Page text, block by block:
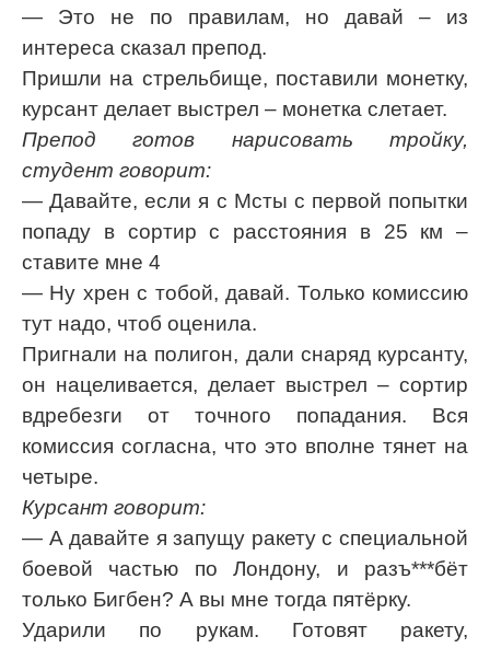
— Это не по правилам, но давай – из
интереса сказал препод.
Пришли на стрельбище, поставили монетку,
курсант делает выстрел – монетка слетает.
Препод готов нарисовать тройку,
студент говорит:
— Давайте, если я с Мсты с первой попытки
попаду в сортир с расстояния в 25 км –
ставите мне 4
— Ну хрен с тобой, давай. Только комиссию
тут надо, чтоб оценила.
Пригнали на полигон, дали снаряд курсанту,
он нацеливается, делает выстрел – сортир
вдребезги от точного попадания. Вся
комиссия согласна, что это вполне тянет на
четыре.
Курсант говорит:
— А давайте я запущу ракету с специальной
боевой частью по Лондону, и разъ***бёт
только Бигбен? А вы мне тогда пятёрку.
Ударили по рукам. Готовят ракету,